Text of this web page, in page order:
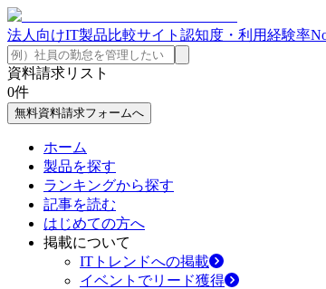
法人向けIT製品比較サイト 認知度・利用経験率
資料請求リスト
0件
無料資料請求フォームへ
ホーム
製品を探す
ランキングから探す
記事を読む
はじめての方へ
掲載について
ITトレンドへの掲載
イベントでリード獲得